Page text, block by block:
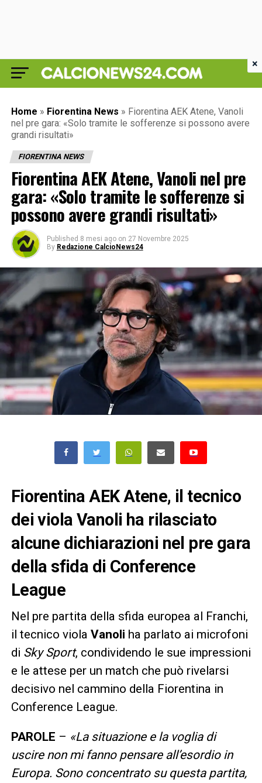
Home » Fiorentina News » Fiorentina AEK Atene, Vanoli
nel pre gara: «Solo tramite le sofferenze si possono avere
grandi risultati»
FIORENTINA NEWS
Fiorentina AEK Atene, Vanoli nel pre
gara: «Solo tramite le sofferenze si
possono avere grandi risultati»
Published 8 mesi ago on 27 Novembre 2025
By Redazione CalcioNews24
Fiorentina AEK Atene, il tecnico
dei viola Vanoli ha rilasciato
alcune dichiarazioni nel pre gara
della sfida di Conference
League
Nel pre partita della sfida europea al Franchi,
il tecnico viola Vanoli ha parlato ai microfoni
di Sky Sport, condividendo le sue impressioni
e le attese per un match che può rivelarsi
decisivo nel cammino della Fiorentina in
Conference League.
PAROLE – «La situazione e la voglia di
uscire non mi fanno pensare all’esordio in
Europa. Sono concentrato su questa partita,
×